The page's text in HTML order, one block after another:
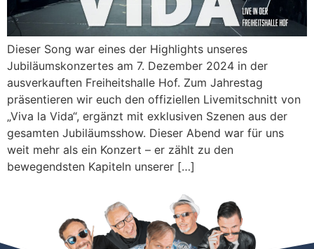
Dieser Song war eines der Highlights unseres
Jubiläumskonzertes am 7. Dezember 2024 in der
ausverkauften Freiheitshalle Hof. Zum Jahrestag
präsentieren wir euch den offiziellen Livemitschnitt von
„Viva la Vida“, ergänzt mit exklusiven Szenen aus der
gesamten Jubiläumsshow. Dieser Abend war für uns
weit mehr als ein Konzert – er zählt zu den
bewegendsten Kapiteln unserer […]